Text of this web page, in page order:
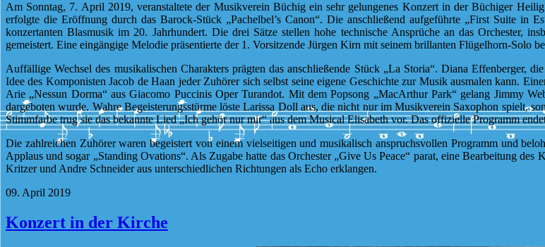
Am Sonntag, 7. April 2019, veranstaltete der Musikverein Büchig ein sehr gelungenes Konzert in der Büchiger
erfolgte die Eröffnung durch das Barock-Stück „Pachelbel’s Canon“. Die anschließend aufgeführte „First Suite in
konzertanten Blasmusik im 20. Jahrhundert. Die drei Sätze stellen hohe technische Ansprüche an das Orchester,
gemeistert. Eine eingängige Melodie präsentierte der 1. Vorsitzende Jürgen Kirn mit seinem brillanten Flügelhorn-Solo
Auffällige Wechsel des musikalischen Charakters prägten das anschließende Stück „La Storia“. Diana Effenberger,
Idee des Komponisten Jacob de Haan jeder Zuhörer sich selbst seine eigene Geschichte zur Musik ausmalen kann.
Arie „Nessun Dorma“ aus Giacomo Puccinis Oper Turandot. Mit dem Popsong „MacArthur Park“ gelang Jimmy
dargeboten wurde. Wahre Begeisterungsstürme löste Larissa Doll aus, die nicht nur im Musikverein Saxophon spielt,
Stimmfarbe trug sie das bekannte Lied „Ich gehör nur mir“ aus dem Musical Elisabeth vor. Das offizielle Programm
Die zahlreichen Zuhörer waren begeistert von einem vielseitigen und musikalisch anspruchsvollen Programm und
Applaus und sogar „Standing Ovations“. Als Zugabe hatte das Orchester „Give Us Peace“ parat, eine Bearbeitung
Kritzer und Andre Schneider aus unterschiedlichen Richtungen als Echo erklangen.
09. April 2019
Konzert in der Kirche